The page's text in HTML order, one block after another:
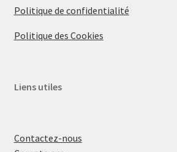
Politique de confidentialité
Politique des Cookies
Liens utiles
Contactez-nous